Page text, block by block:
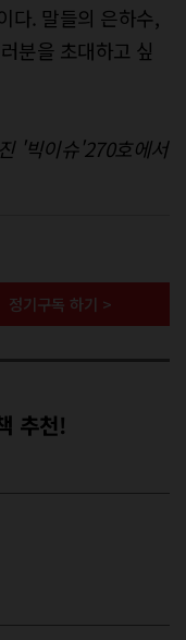
다. 말들의 은하수,
분을 초대하고 싶
'빅이슈'270호에서
정기구독 하기 >
추천!